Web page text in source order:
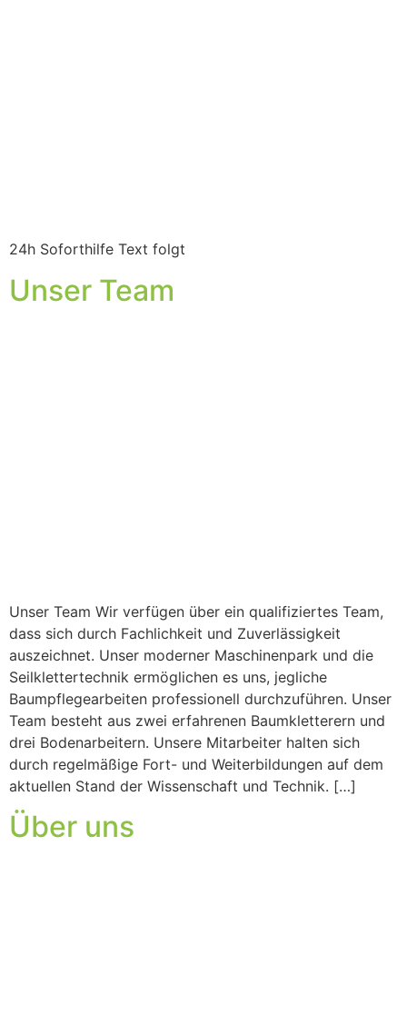
24h Soforthilfe Text folgt
Unser Team
Unser Team Wir verfügen über ein qualifiziertes Team,
dass sich durch Fachlichkeit und Zuverlässigkeit
auszeichnet. Unser moderner Maschinenpark und die
Seilklettertechnik ermöglichen es uns, jegliche
Baumpflegearbeiten professionell durchzuführen. Unser
Team besteht aus zwei erfahrenen Baumkletterern und
drei Bodenarbeitern. Unsere Mitarbeiter halten sich
durch regelmäßige Fort- und Weiterbildungen auf dem
aktuellen Stand der Wissenschaft und Technik. […]
Über uns